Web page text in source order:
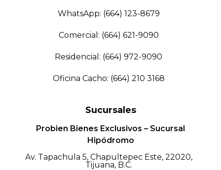
WhatsApp: (664) 123-8679
Comercial: (664) 621-9090
Residencial: (664) 972-9090
Oficina Cacho: (664) 210 3168
Sucursales
Probien Bienes Exclusivos – Sucursal
Hipódromo
Av. Tapachula 5, Chapultepec Este, 22020,
Tijuana, B.C.